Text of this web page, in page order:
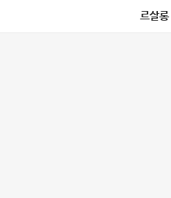
르살롱